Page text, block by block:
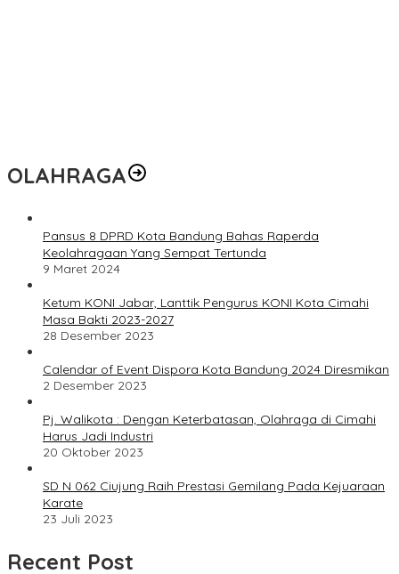
OLAHRAGA
Pansus 8 DPRD Kota Bandung Bahas Raperda
Keolahragaan Yang Sempat Tertunda
9 Maret 2024
Ketum KONI Jabar, Lanttik Pengurus KONI Kota Cimahi
Masa Bakti 2023-2027
28 Desember 2023
Calendar of Event Dispora Kota Bandung 2024 Diresmikan
2 Desember 2023
Pj. Walikota : Dengan Keterbatasan, Olahraga di Cimahi
Harus Jadi Industri
20 Oktober 2023
SD N 062 Ciujung Raih Prestasi Gemilang Pada Kejuaraan
Karate
23 Juli 2023
Recent Post